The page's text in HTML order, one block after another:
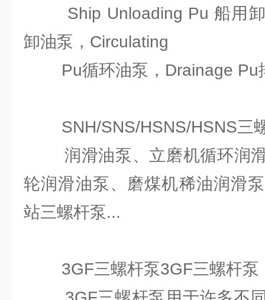
Ship Unloading Pu 船用卸
卸油泵，Circulating
Pu循环油泵，Drainage Pu
SNH/SNS/HSNS/HSNS三
润滑油泵、立磨机循环润滑
轮润滑油泵、磨煤机稀油润滑
站三螺杆泵...
3GF三螺杆泵3GF三螺杆泵